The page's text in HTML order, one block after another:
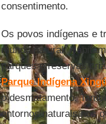
consentimento.
Os povos indígenas e
mundo natural.
parques e reservas
Parque Indígena
o desmatamento.
entornos naturais nos